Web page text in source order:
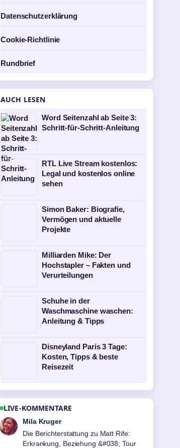
Datenschutzerklärung
Cookie-Richtlinie
Rundbrief
AUCH LESEN
Word Seitenzahl ab Seite 3:
Schritt-für-Schritt-Anleitung
RTL Live Stream kostenlos:
Legal und kostenlos online
sehen
Simon Baker: Biografie,
Vermögen und aktuelle
Projekte
Milliarden Mike: Der
Hochstapler – Fakten und
Verurteilungen
Schuhe in der
Waschmaschine waschen:
Anleitung & Tipps
Disneyland Paris 3 Tage:
Kosten, Tipps & beste
Reisezeit
LIVE-KOMMENTARE
Jonas Wagner
Gute Verifikationsarbeit zu Jette
Nietzard: Ex-Chefin der Grünen Jugend